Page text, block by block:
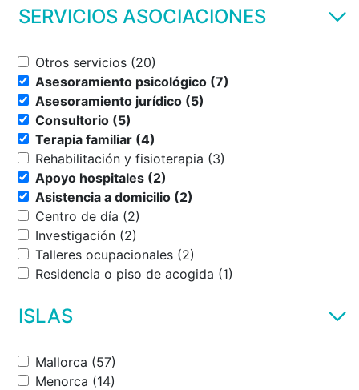
SERVICIOS ASOCIACIONES
Otros servicios (20)
Asesoramiento psicológico (7)
Asesoramiento jurídico (5)
Consultorio (5)
Terapia familiar (4)
Rehabilitación y fisioterapia (3)
Apoyo hospitales (2)
Asistencia a domicilio (2)
Centro de día (2)
Investigación (2)
Talleres ocupacionales (2)
Residencia o piso de acogida (1)
ISLAS
Mallorca (57)
Menorca (14)